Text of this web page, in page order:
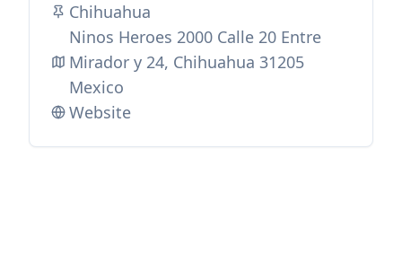
Chihuahua
Ninos Heroes 2000 Calle 20 Entre
Mirador y 24, Chihuahua 31205
Mexico
Website